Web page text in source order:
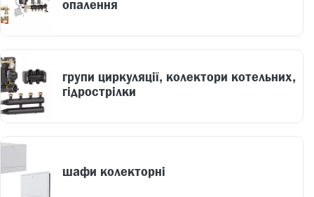
опалення
групи циркуляції, колектори котельних,
гідрострілки
шафи колекторні